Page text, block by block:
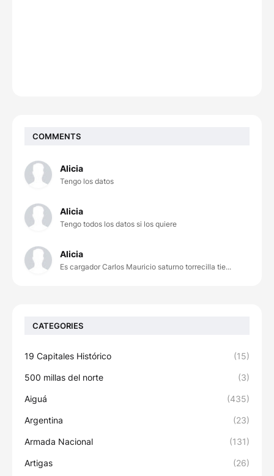
COMMENTS
Alicia
Tengo los datos
Alicia
Tengo todos los datos si los quiere
Alicia
Es cargador Carlos Mauricio saturno torrecilla tie...
CATEGORIES
19 Capitales Histórico (15)
500 millas del norte (3)
Aiguá (435)
Argentina (23)
Armada Nacional (131)
Artigas (26)